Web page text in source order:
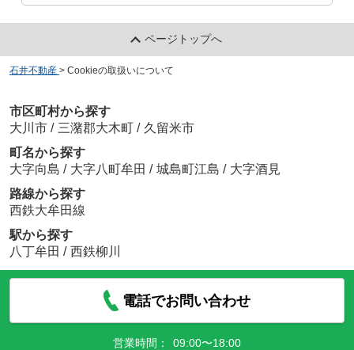
ページトップへ
石井不動産 > Cookieの取扱いについて
市区町村から探す
大川市 / 三潴郡大木町 / 久留米市
町名から探す
大字向島 / 大字八町牟田 / 城島町江島 / 大字酒見
路線から探す
西鉄大牟田線
駅から探す
八丁牟田 / 西鉄柳川
電話でお問い合わせ
営業時間：
09:00〜18:00